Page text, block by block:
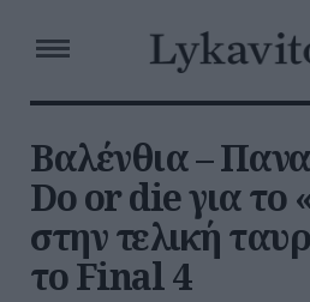
Βαλένθια –
Do or die για το
στην τελική
το Final 4